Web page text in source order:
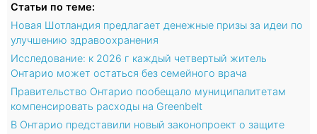
Статьи по теме:
Новая Шотландия предлагает денежные призы за идеи по
улучшению здравоохранения
Исследование: к 2026 г каждый четвертый житель
Онтарио может остаться без семейного врача
Правительство Онтарио пообещало муниципалитетам
компенсировать расходы на Greenbelt
В Онтарио представили новый законопроект о защите